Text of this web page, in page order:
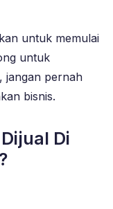
untuk memulai
untuk
jangan pernah
bisnis.
Di